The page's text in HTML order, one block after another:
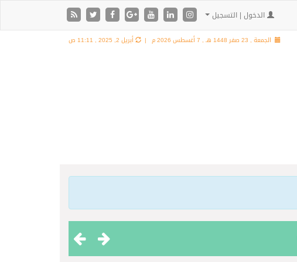
الدخول | التسجيل
الجمعة , 23 صفر 1448 هـ , 7 أغسطس 2026 م | أبريل 2, 2025 , 11:11 ص